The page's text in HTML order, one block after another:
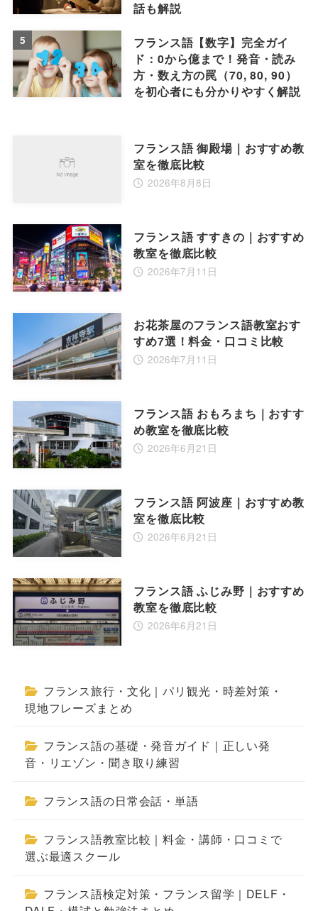
話も解説
5
フランス語【数字】完全ガイ
ド：0から億まで！発音・読み
方・数え方の罠（70, 80, 90）
を初心者にも分かりやすく解説
フランス語 御殿場｜おすすめ教
室を徹底比較
2026年8月8日
フランス語 すすきの｜おすすめ
教室を徹底比較
2026年7月11日
お花茶屋のフランス語教室おす
すめ7選！料金・口コミ比較
2026年7月11日
フランス語 おもろまち｜おすす
め教室を徹底比較
2026年6月21日
フランス語 阿波座｜おすすめ教
室を徹底比較
2026年6月21日
フランス語 ふじみ野｜おすすめ
教室を徹底比較
2026年6月21日
フランス旅行・文化｜パリ観光・時差対策・
現地フレーズまとめ
フランス語の基礎・発音ガイド｜正しい発
音・リエゾン・聞き取り練習
フランス語の日常会話・単語
フランス語教室比較｜料金・講師・口コミで
選ぶ最適スクール
フランス語検定対策・フランス留学｜DELF・